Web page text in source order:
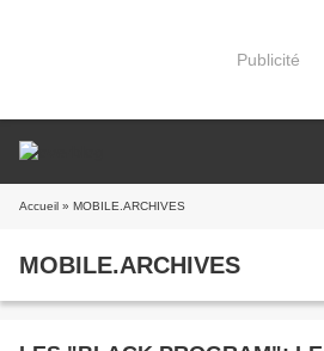
Publicité
Accueil » MOBILE.ARCHIVES
MOBILE.ARCHIVES